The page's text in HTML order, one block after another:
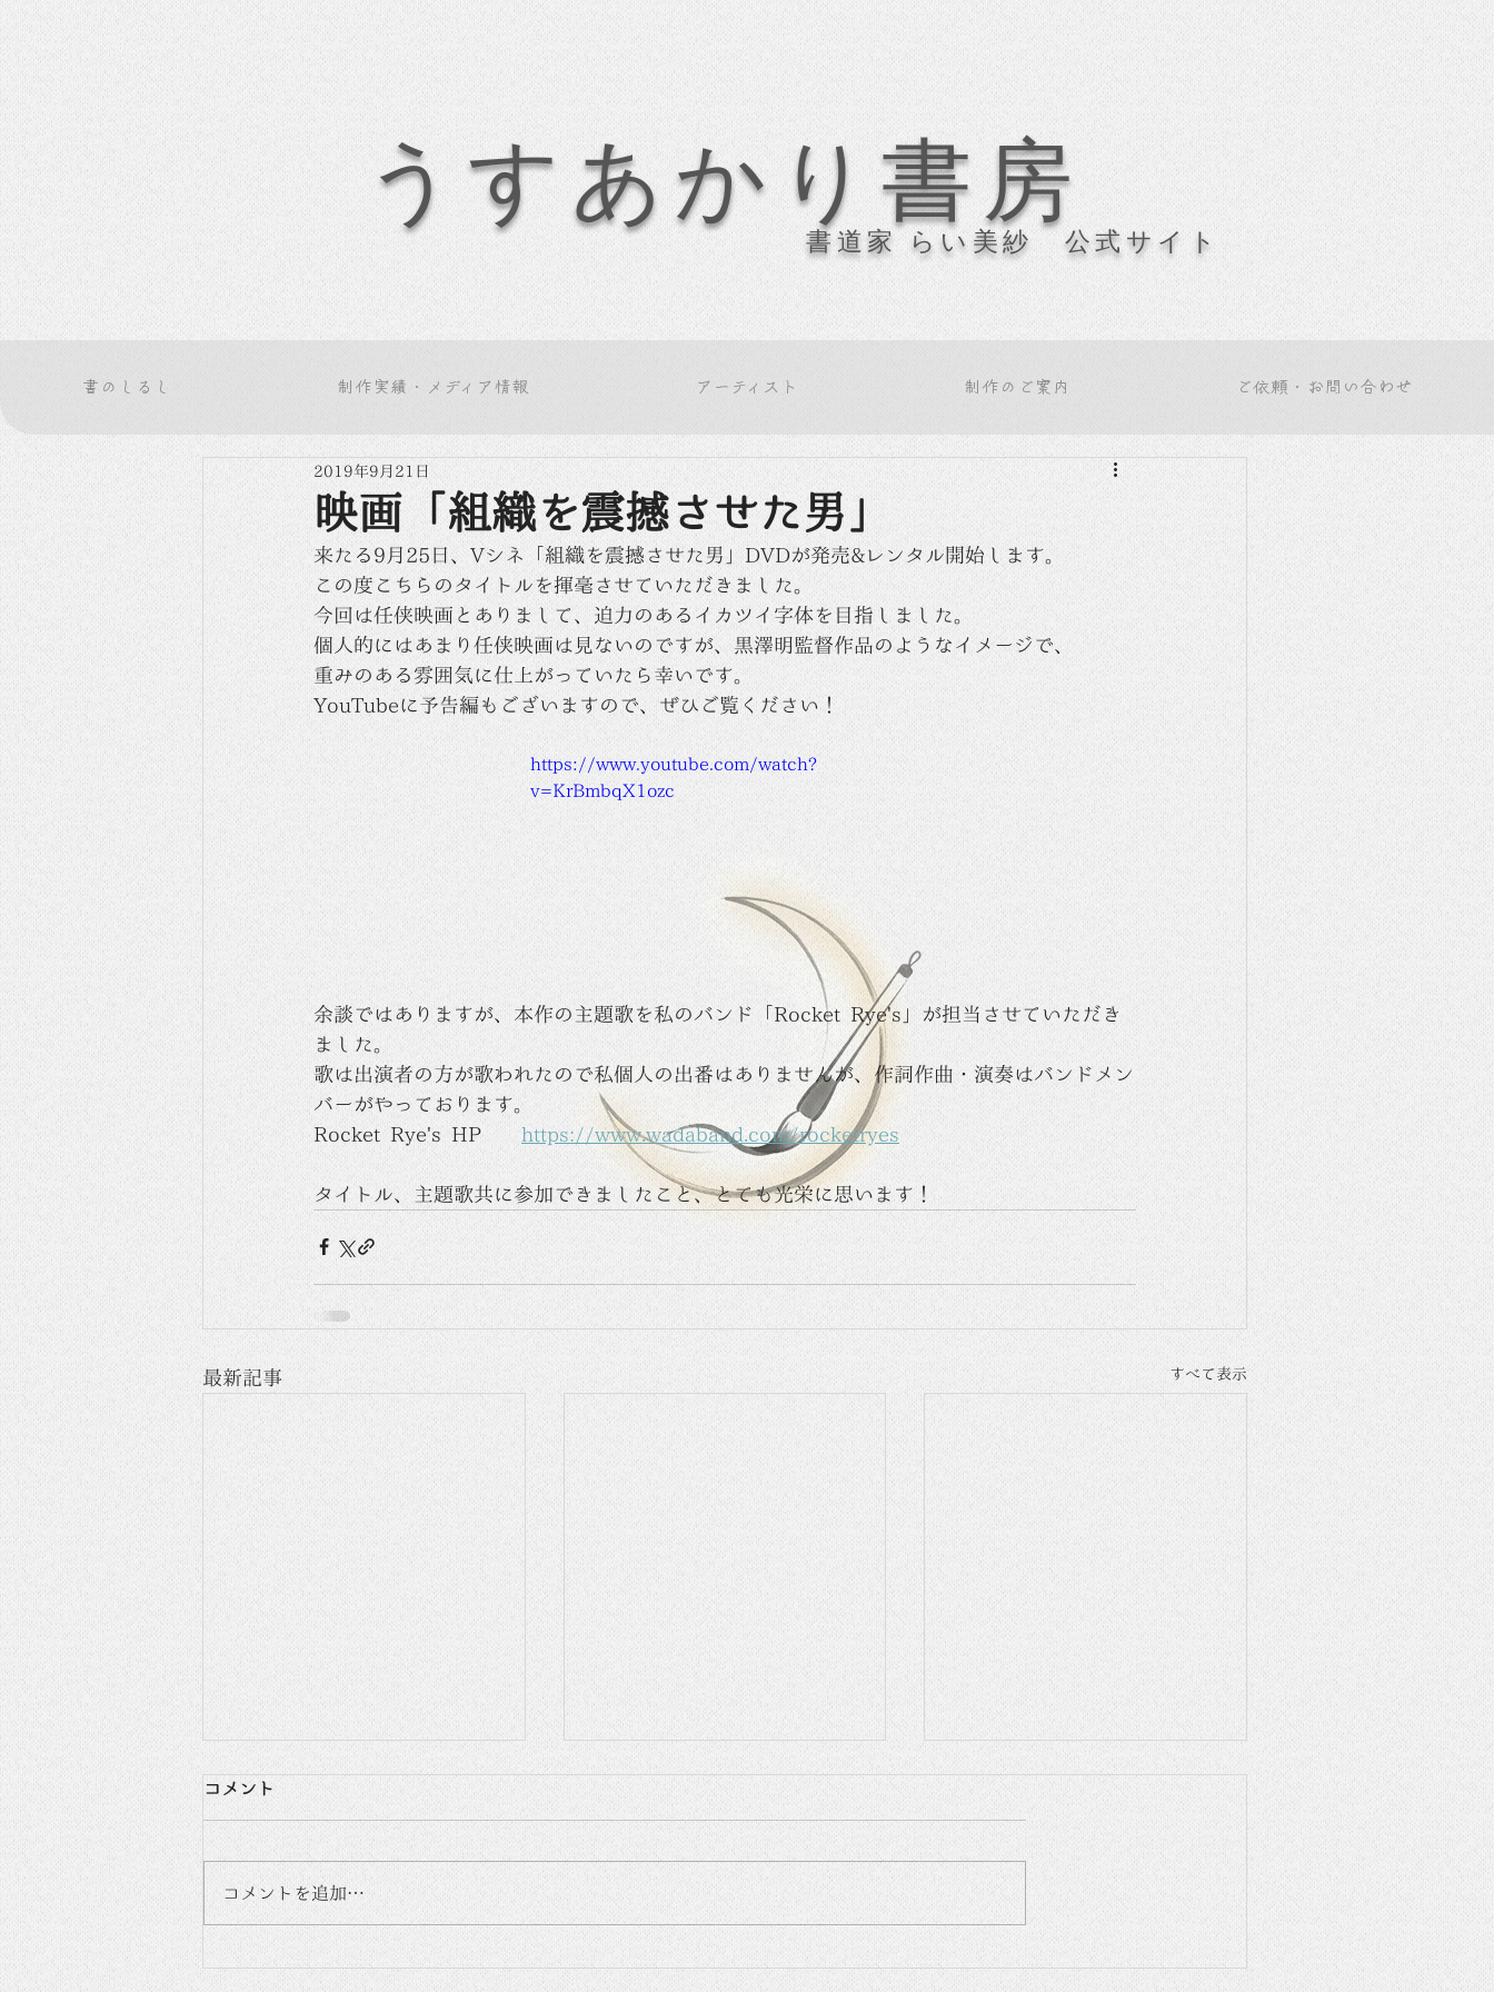
うすあかり書房
書道家 らい美紗 公式サイト
書のしるし 制作実績・メディア情報 アーティスト 制作のご案内 ご依頼・お問い合わせ
映画「組織を震撼させた男」
2019年9月21日
来たる9月25日、Vシネ「組織を震撼させた男」DVDが発売&レンタル開始します。
この度こちらのタイトルを揮毫させていただきました。
今回は任侠映画とありまして、迫力のあるイカツイ字体を目指しました。
個人的にはあまり任侠映画は見ないのですが、黒澤明監督作品のようなイメージで、
重みのある雰囲気に仕上がっていたら幸いです。
YouTubeに予告編もございますので、ぜひご覧ください！
https://www.youtube.com/watch?
v=KrBmbqX1ozc
余談ではありますが、本作の主題歌を私のバンド「Rocket Rye's」が担当させていただき
ました。
歌は出演者の方が歌われたので私個人の出番はありませんが、作詞作曲・演奏はバンドメン
バーがやっております。
Rocket Rye's HP https://www.wadaband.com/rocketryes
タイトル、主題歌共に参加できましたこと、とても光栄に思います！
最新記事 すべて表示
イタリアからのお客様
常盤山部屋
2023年年賀状雑誌
コメント
コメントを追加…